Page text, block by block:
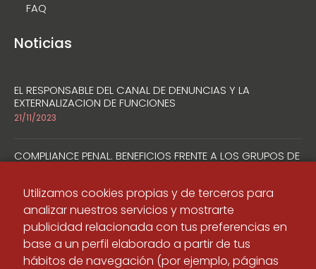
Utilizamos cookies propias y de terceros para
analizar nuestros servicios y mostrarte
publicidad relacionada con tus preferencias en
base a un perfil elaborado a partir de tus
hábitos de navegación (por ejemplo, páginas
FAQ
Noticias
EL RESPONSABLE DEL CANAL DE DENUNCIAS Y LA
EXTERNALIZACION DE FUNCIONES
21/11/2023
COMPLIANCE PENAL. BENEFICIOS FRENTE A LOS GRUPOS DE
COMPLIANCE PENAL. CRITERIOS PARA VALORAR LA
EFICACIA DE UN MODELO DE CUMPLIMIENTO
10/11/2023